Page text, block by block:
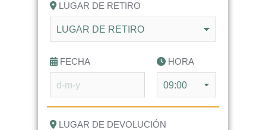
LUGAR DE RETIRO
FECHA HORA
LUGAR DE DEVOLUCIÓN